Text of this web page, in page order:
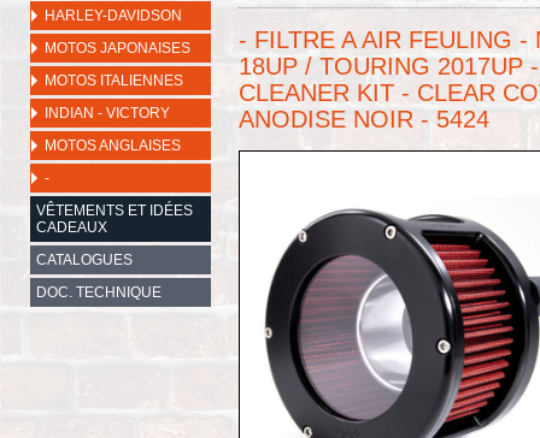
HARLEY-DAVIDSON
MOTOS JAPONAISES
MOTOS ITALIENNES
INDIAN - VICTORY
MOTOS ANGLAISES
-
VÊTEMENTS ET IDÉES
CADEAUX
CATALOGUES
DOC. TECHNIQUE
- FILTRE A AIR FEULING -
18UP / TOURING 2017UP
CLEANER KIT - CLEAR
ANODISE NOIR - 5424